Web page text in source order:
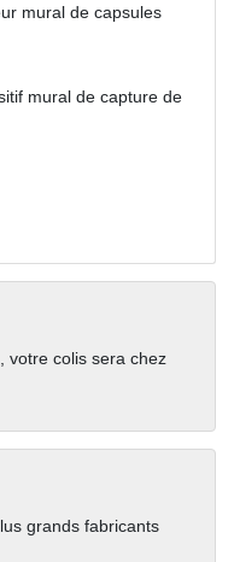
mural de capsules
mural de capture de
votre colis sera chez
grands fabricants